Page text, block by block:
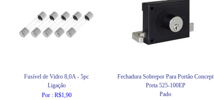
Fusível de Vidro 8,0A - 5pc
Ligação
Por : R$1,90
Fechadura Sobrepor Para Portão Concept
Preta 525-100EP
Pado